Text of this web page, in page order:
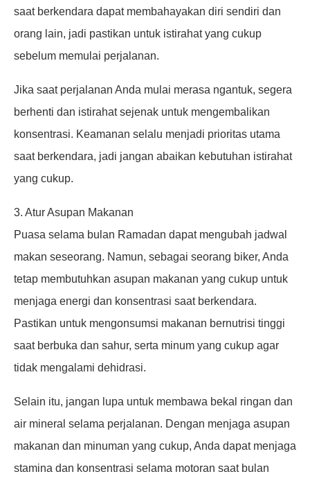
saat berkendara dapat membahayakan diri sendiri dan
orang lain, jadi pastikan untuk istirahat yang cukup
sebelum memulai perjalanan.
Jika saat perjalanan Anda mulai merasa ngantuk, segera
berhenti dan istirahat sejenak untuk mengembalikan
konsentrasi. Keamanan selalu menjadi prioritas utama
saat berkendara, jadi jangan abaikan kebutuhan istirahat
yang cukup.
3. Atur Asupan Makanan
Puasa selama bulan Ramadan dapat mengubah jadwal
makan seseorang. Namun, sebagai seorang biker, Anda
tetap membutuhkan asupan makanan yang cukup untuk
menjaga energi dan konsentrasi saat berkendara.
Pastikan untuk mengonsumsi makanan bernutrisi tinggi
saat berbuka dan sahur, serta minum yang cukup agar
tidak mengalami dehidrasi.
Selain itu, jangan lupa untuk membawa bekal ringan dan
air mineral selama perjalanan. Dengan menjaga asupan
makanan dan minuman yang cukup, Anda dapat menjaga
stamina dan konsentrasi selama motoran saat bulan